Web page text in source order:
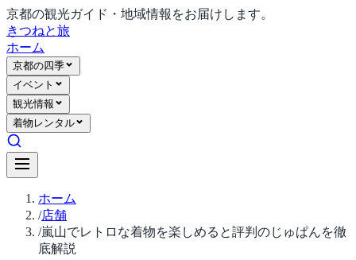
京都の観光ガイド・地域情報をお届けします。
きつねと旅
ホーム
京都の四季
イベント
観光情報
着物レンタル
ホーム
/店舗
/嵐山でレトロな着物を楽しめると評判のじゅぱんを徹
底解説